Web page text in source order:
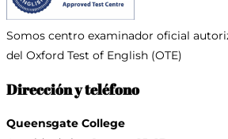
Somos centro examinador oficial
del Oxford Test of English (OTE)
Dirección y teléfono
Queensgate College